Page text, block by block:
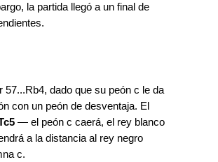
la partida llegó a un final de
dado que su peón c le da
con un peón de desventaja. El
— el peón c caerá, el rey blanco
a la distancia al rey negro
c.